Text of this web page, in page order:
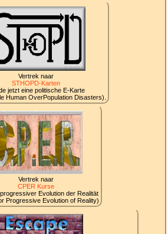
Vertrek naar
STHOPD-Karten
jetzt eine politische E-Karte
Human OverPopulation Disasters).
Vertrek naar
CPER Kurse
Evolution der Realität
Progressive Evolution of Reality)